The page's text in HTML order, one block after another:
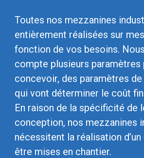
Toutes nos mezzanines
entièrement réalisées sur
fonction de vos besoins.
compte plusieurs paramètres
concevoir, des paramètres
qui vont déterminer le coût
En raison de la spécificité de
conception, nos mezzanines
nécessitent la réalisation
être mises en chantier.